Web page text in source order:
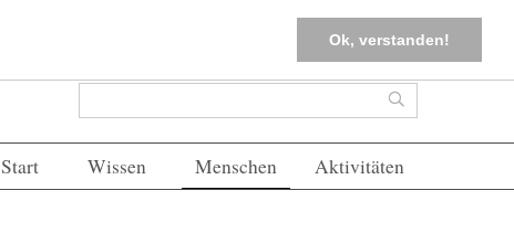
Ok, verstanden!
FAQs Einloggen
Suchformular Suche
Start Wissen Menschen Aktivitäten